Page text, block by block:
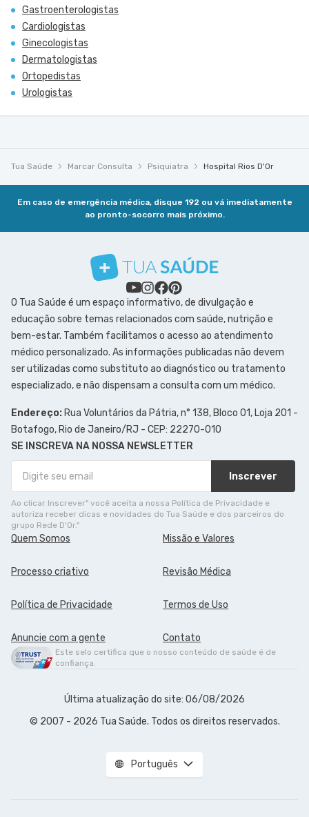
Gastroenterologistas
Cardiologistas
Ginecologistas
Dermatologistas
Ortopedistas
Urologistas
Tua Saúde Marcar Consulta Psiquiatra Hospital Rios D'Or
Em caso de emergência médica, disque 192 ou vá imediatamente
ao pronto-socorro mais próximo.
O Tua Saúde é um espaço informativo, de divulgação e
educação sobre temas relacionados com saúde, nutrição e
bem-estar. Também facilitamos o acesso ao atendimento
médico personalizado. As informações publicadas não devem
ser utilizadas como substituto ao diagnóstico ou tratamento
especializado, e não dispensam a consulta com um médico.
Endereço: Rua Voluntários da Pátria, n° 138, Bloco 01, Loja 201 -
Botafogo, Rio de Janeiro/RJ - CEP: 22270-010
SE INSCREVA NA NOSSA NEWSLETTER
Inscrever
Ao clicar Inscrever" você aceita a nossa Política de Privacidade e
autoriza receber dicas e novidades do Tua Saúde e dos parceiros do
grupo Rede D'Or."
Quem Somos Missão e Valores
Processo criativo Revisão Médica
Política de Privacidade Termos de Uso
Anuncie com a gente Contato
Este selo certifica que o nosso conteúdo de saúde é de
confiança.
Última atualização do site: 06/08/2026
© 2007 - 2026 Tua Saúde. Todos os direitos reservados.
Português